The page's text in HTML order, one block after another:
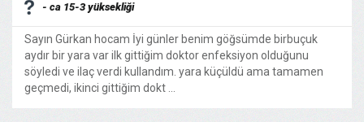
- ca 15-3 yüksekliği
Sayın Gürkan hocam İyi günler benim göğsümde birbuçuk
aydır bir yara var ilk gittiğim doktor enfeksiyon olduğunu
söyledi ve ilaç verdi kullandım. yara küçüldü ama tamamen
geçmedi, ikinci gittiğim dokt ...